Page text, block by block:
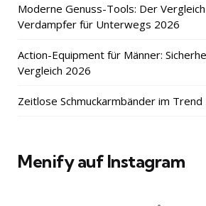
Moderne Genuss-Tools: Der
Verdampfer für Unterwegs 2026
Action-Equipment für Männer:
Vergleich 2026
Zeitlose Schmuckarmbänder im Trend
Menify auf Instagram